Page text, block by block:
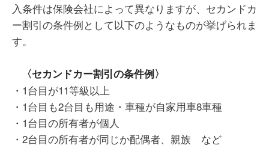
入条件は保険会社によって異なりますが、セカンドカ
ー割引の条件例として以下のようなものが挙げられま
す。
〈セカンドカー割引の条件例〉
・1台目が11等級以上
・1台目も2台目も用途・車種が自家用車8車種
・1台目の所有者が個人
・2台目の所有者が同じか配偶者、親族 など